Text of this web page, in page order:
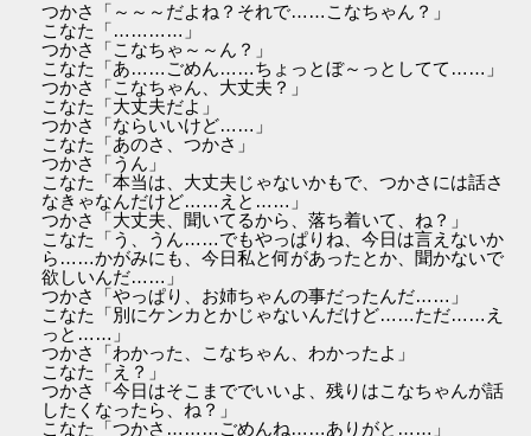
つかさ「～～～だよね？それで……こなちゃん？」
こなた「…………」
つかさ「こなちゃ～～ん？」
こなた「あ……ごめん……ちょっとぼ～っとしてて……」
つかさ「こなちゃん、大丈夫？」
こなた「大丈夫だよ」
つかさ「ならいいけど……」
こなた「あのさ、つかさ」
つかさ「うん」
こなた「本当は、大丈夫じゃないかもで、つかさには話さ
なきゃなんだけど……えと……」
つかさ「大丈夫、聞いてるから、落ち着いて、ね？」
こなた「う、うん……でもやっぱりね、今日は言えないか
ら……かがみにも、今日私と何があったとか、聞かないで
欲しいんだ……」
つかさ「やっぱり、お姉ちゃんの事だったんだ……」
こなた「別にケンカとかじゃないんだけど……ただ……え
っと……」
つかさ「わかった、こなちゃん、わかったよ」
こなた「え？」
つかさ「今日はそこまででいいよ、残りはこなちゃんが話
したくなったら、ね？」
こなた「つかさ………ごめんね……ありがと……」